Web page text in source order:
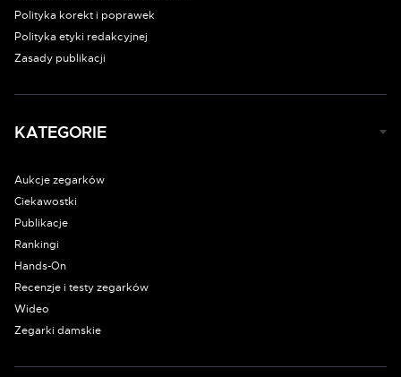
Polityka korekt i poprawek
Polityka etyki redakcyjnej
Zasady publikacji
KATEGORIE
Aukcje zegarków
Ciekawostki
Publikacje
Rankingi
Hands-On
Recenzje i testy zegarków
Wideo
Zegarki damskie